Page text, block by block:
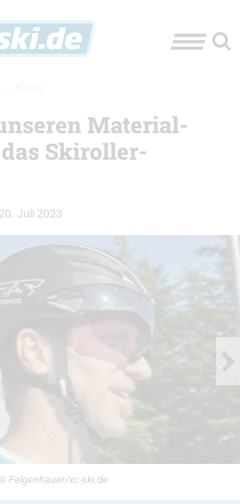
Material-
Skiroller-
20. Juli 2023
Felgenhauer/xc-ski.de